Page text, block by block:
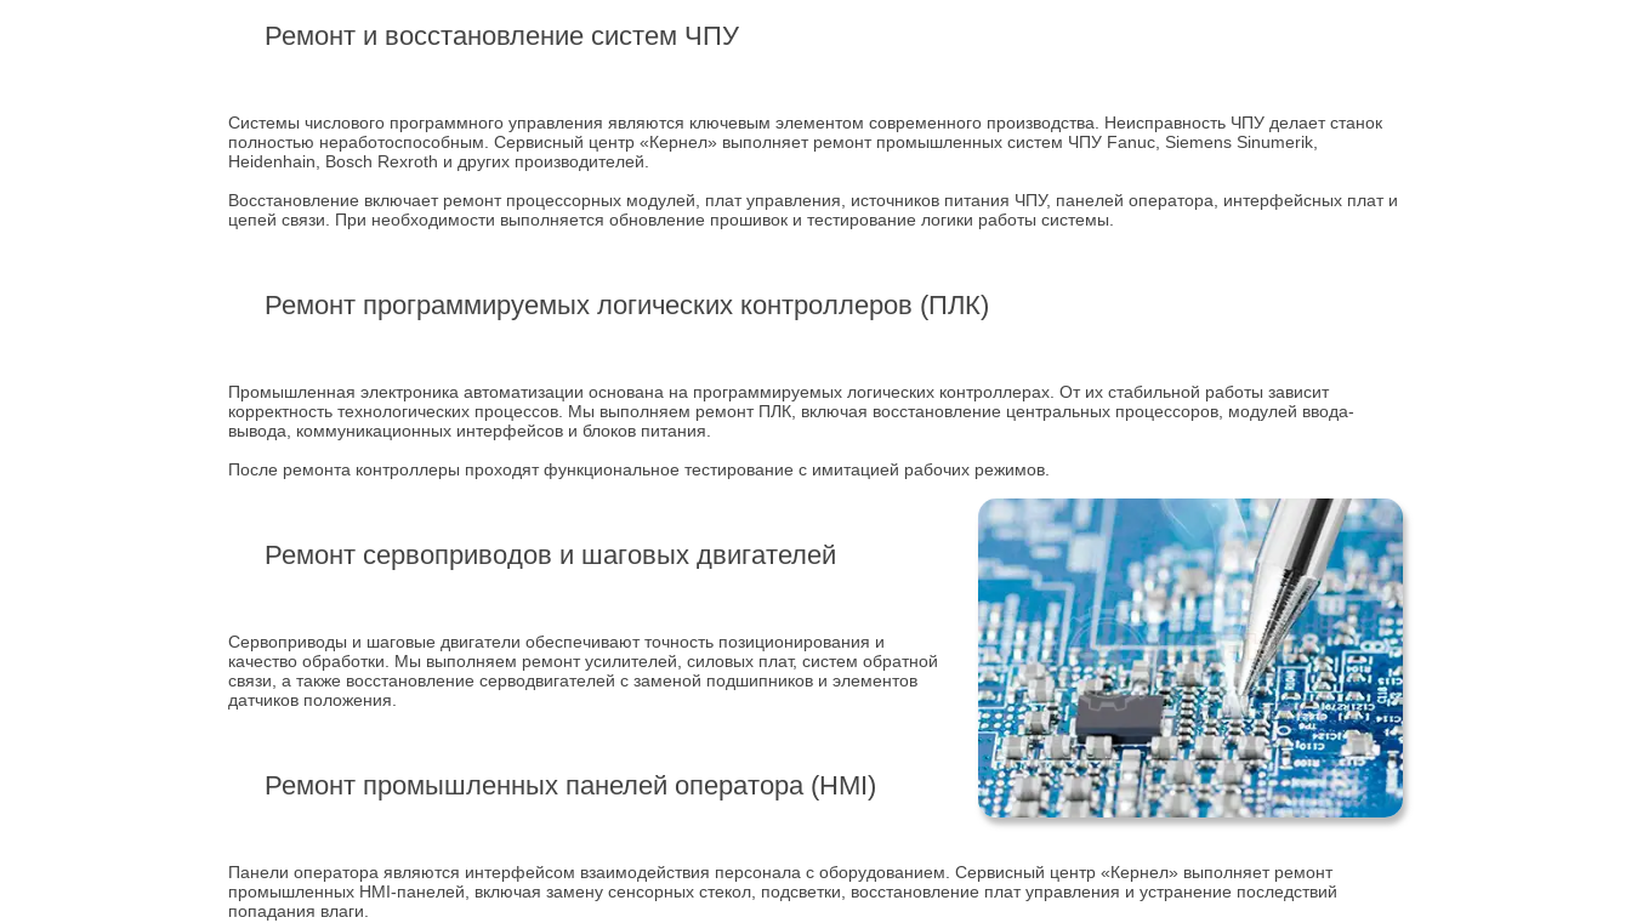
Ремонт и восстановление систем ЧПУ
Системы числового программного управления являются ключевым элементом современного производства. Неисправность ЧПУ делает станок
полностью неработоспособным. Сервисный центр «Кернел» выполняет ремонт промышленных систем ЧПУ Fanuc, Siemens Sinumerik,
Heidenhain, Bosch Rexroth и других производителей.
Восстановление включает ремонт процессорных модулей, плат управления, источников питания ЧПУ, панелей оператора, интерфейсных плат и
цепей связи. При необходимости выполняется обновление прошивок и тестирование логики работы системы.
Ремонт программируемых логических контроллеров (ПЛК)
Промышленная электроника автоматизации основана на программируемых логических контроллерах. От их стабильной работы зависит
корректность технологических процессов. Мы выполняем ремонт ПЛК, включая восстановление центральных процессоров, модулей ввода-
вывода, коммуникационных интерфейсов и блоков питания.
После ремонта контроллеры проходят функциональное тестирование с имитацией рабочих режимов.
Ремонт сервоприводов и шаговых двигателей
Сервоприводы и шаговые двигатели обеспечивают точность позиционирования и
качество обработки. Мы выполняем ремонт усилителей, силовых плат, систем обратной
связи, а также восстановление серводвигателей с заменой подшипников и элементов
датчиков положения.
Ремонт промышленных панелей оператора (HMI)
Панели оператора являются интерфейсом взаимодействия персонала с оборудованием. Сервисный центр «Кернел» выполняет ремонт
промышленных HMI-панелей, включая замену сенсорных стекол, подсветки, восстановление плат управления и устранение последствий
попадания влаги.